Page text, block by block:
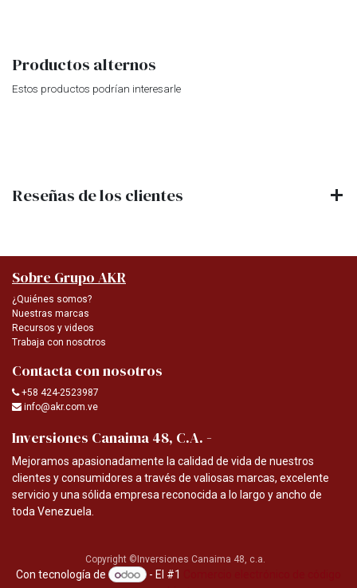
Productos alternos
Estos productos podrían interesarle
Reseñas de los clientes
Sobre Grupo AKR
¿Quiénes somos?
Nuestras marcas
Recursos y videos
Trabaja con nosotros
Contacta con nosotros
+58 424-2523987
info@akr.com.ve
Inversiones Canaima 48, C.A. -
Mejoramos apasionadamente la calidad de vida de nuestros
clientes y consumidores a través de valiosas marcas, excelente
servicio y una sólida empresa reconocida a lo largo y ancho de
toda Venezuela.
Copyright ©Inversiones Canaima 48, c.a.
Con tecnología de - El #1